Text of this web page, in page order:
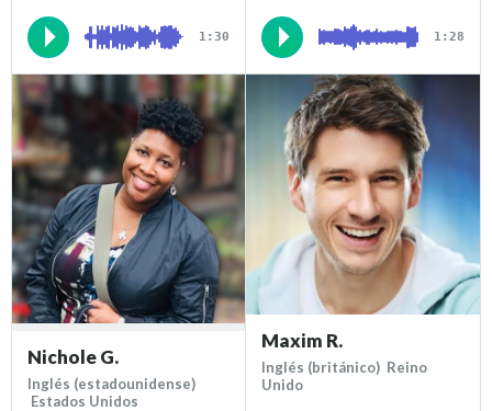
1:30 1:28
Nichole G.
Inglés (estadounidense)
Estados Unidos
Maxim R.
Inglés (británico) Reino
Unido